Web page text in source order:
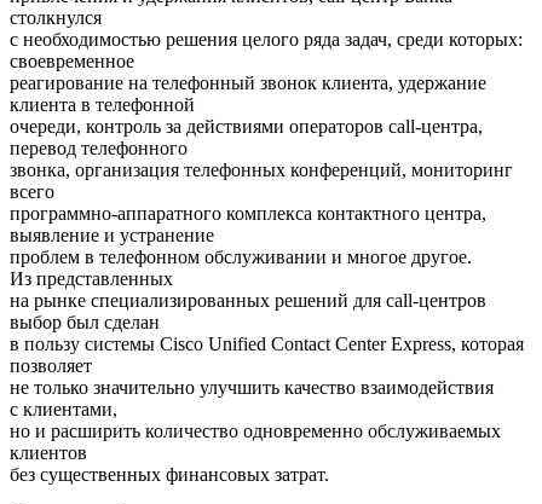
столкнулся
с необходимостью решения целого ряда задач, среди которых:
своевременное
реагирование на телефонный звонок клиента, удержание
клиента в телефонной
очереди, контроль за действиями операторов call‑центра,
перевод телефонного
звонка, организация телефонных конференций, мониторинг
всего
программно‑аппаратного комплекса контактного центра,
выявление и устранение
проблем в телефонном обслуживании и многое другое.
Из представленных
на рынке специализированных решений для call‑центров
выбор был сделан
в пользу системы Cisco Unified Contact Center Express, которая
позволяет
не только значительно улучшить качество взаимодействия
с клиентами,
но и расширить количество одновременно обслуживаемых
клиентов
без существенных финансовых затрат.